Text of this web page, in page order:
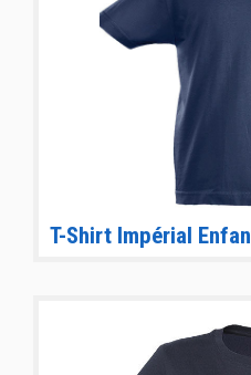
T-Shirt Impérial